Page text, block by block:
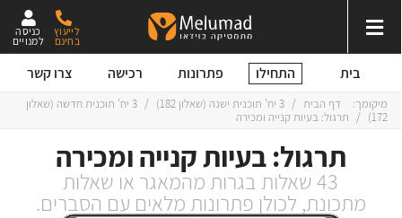
כניסה
למנויים
לייעוץ
בחינם
בית התחילו פתרונות רכישה צרו קשר
תרגול: בעיות קנייה ומכירה
43 שאלות בגרות מהמאגר או שאלות
מתכונת, לכולן פתרונות מלאים עם הסברים.
מיקומך: דף הבית / 3 יח' תוכנית ישנה (שאלון 182 )
/ 3 יח' תוכנית חדשה (שאלון
172
)
/ תרגול: בעיות קנייה ומכירה